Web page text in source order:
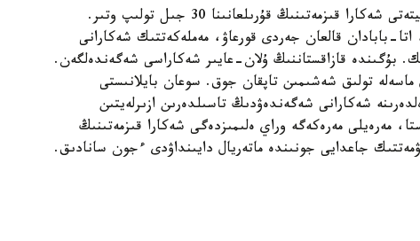
ونىڭ ۇستىنە بيىل ق ر ۇلتتىق قاۋىپسىزدىك كوميتەتى شەكارا قىزمەتىنىڭ قۇرىلعانىنا 30 جىل تولىپ وتىر.
بابادان قالعان جەردى قورعاۋ، مەملەكەتتىك شەكارانى
بۇگىندە قازاقستاننىڭ ۇلان-عايىر شەكاراسى شەگەندەلگەن.
تولىق شەشىمىن تاپقان جوق. سوعان بايلانىستى
شەكارانى شەگەندەۋدىڭ تاسىلدەرىن ازىرلەيتىن
مەرەيلى مەرەكەگە وراي ەلىمىزدەگى شەكارا قىزمەتىنىڭ
جاعدايى جونىندە ماتەريال دايىنداۋدى ءجون سانادىق.